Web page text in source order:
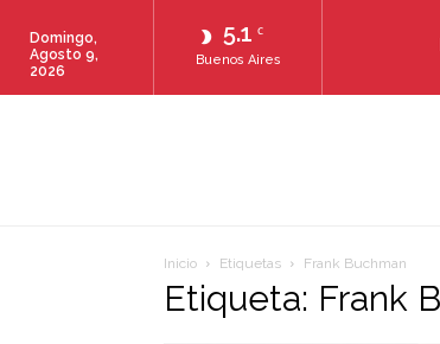
5.1 C
Buenos Aires
Domingo,
Agosto 9,
2026
Inicio Etiquetas Frank Buchman
Etiqueta: Frank